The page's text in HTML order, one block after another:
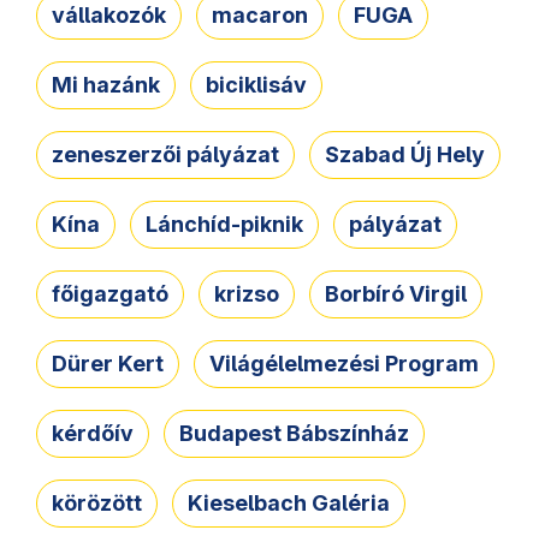
vállakozók macaron FUGA
Mi hazánk biciklisáv
zeneszerzői pályázat Szabad Új Hely
Kína Lánchíd-piknik pályázat
főigazgató krizso Borbíró Virgil
Dürer Kert Világélelmezési Program
kérdőív Budapest Bábszínház
körözött Kieselbach Galéria